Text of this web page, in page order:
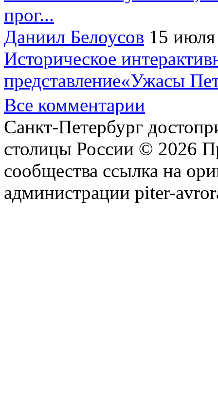
прог...
Даниил Белоусов 15
Историческое
представление«Ужасы
Все комментарии
Санкт-Петербург
столицы России © 2026
сообщества ссылка на
администрации piter-